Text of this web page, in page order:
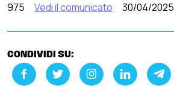
975 Vedi il comunicato 30/04/2025
CONDIVIDI SU: